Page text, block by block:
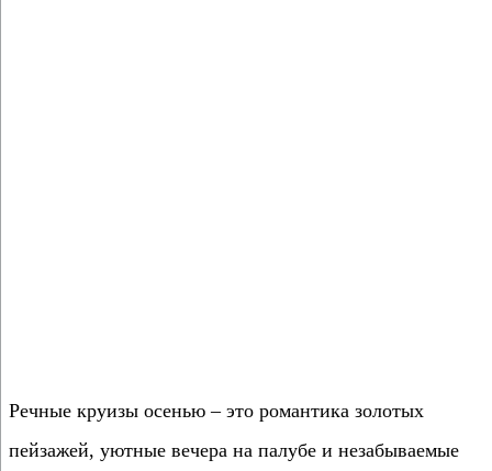
Речные круизы осенью – это романтика золотых
пейзажей, уютные вечера на палубе и незабываемые